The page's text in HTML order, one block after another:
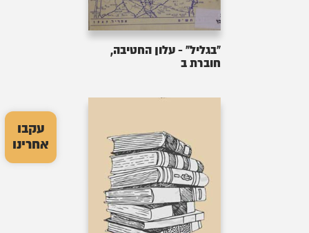
עקבו
אחרינו
"בגליל" - עלון החטיבה,
חוברת ב